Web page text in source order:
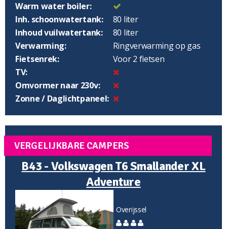
Warm water boiler:
Inh. schoonwatertank:
80 liter
Inhoud vuilwatertank:
80 liter
Verwarming:
Ringverwarming op gas
Fietsenrek:
Voor 2 fietsen
TV:
Omvormer naar 230v:
Zonne / Daglichtpaneel:
VERGELIJKBARE CAMPERS
B43 - Volkswagen T6 Smallander XL
Adventure
Overijssel